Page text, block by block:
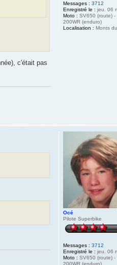
Messages : 3712
Enregistré le : jeu. 06
Moto : SV650 (route) -
200WR (enduro)
Localisation : Monts
c'était pas
Océ
Pilote Superbike
Messages : 3712
Enregistré le : jeu. 06
Moto : SV650 (route) -